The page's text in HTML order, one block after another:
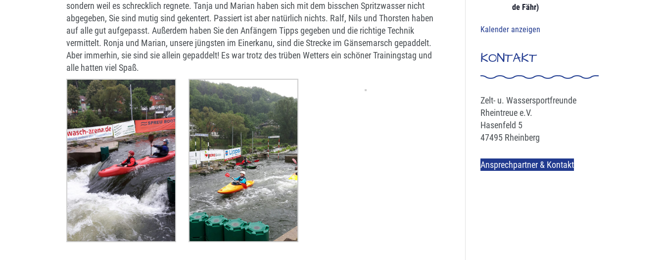
sondern weil es schrecklich regnete. Tanja und Marian haben sich mit dem bisschen Spritzwasser nicht
abgegeben, Sie sind mutig sind gekentert. Passiert ist aber natürlich nichts. Ralf, Nils und Thorsten haben
auf alle gut aufgepasst. Außerdem haben Sie den Anfängern Tipps gegeben und die richtige Technik
vermittelt. Ronja und Marian, unsere jüngsten im Einerkanu, sind die Strecke im Gänsemarsch gepaddelt.
Aber immerhin, sie sind sie allein gepaddelt! Es war trotz des trüben Wetters ein schöner Trainingstag und
alle hatten viel Spaß.
de Fähr)
Kalender anzeigen
KONTAKT
Zelt- u. Wassersportfreunde
Rheintreue e.V.
Hasenfeld 5
47495 Rheinberg
Ansprechpartner & Kontakt